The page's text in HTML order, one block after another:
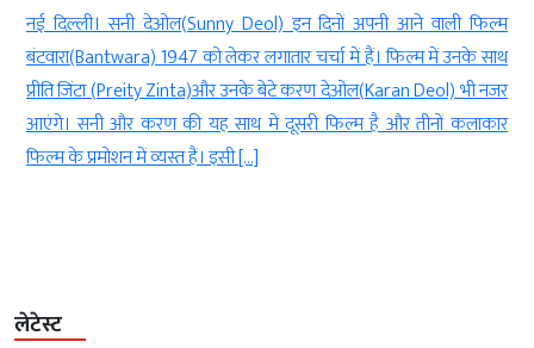
नई दिल्ली। सनी देओल(Sunny Deol) इन दिनों अपनी आने वाली फिल्म
बंटवारा(Bantwara) 1947 को लेकर लगातार चर्चा में हैं। फिल्म में उनके साथ
प्रीति जिंटा (Preity Zinta)और उनके बेटे करण देओल(Karan Deol) भी नजर
आएंगे। सनी और करण की यह साथ में दूसरी फिल्म है और तीनों कलाकार
फिल्म के प्रमोशन में व्यस्त हैं। इसी […]
लेटेस्ट